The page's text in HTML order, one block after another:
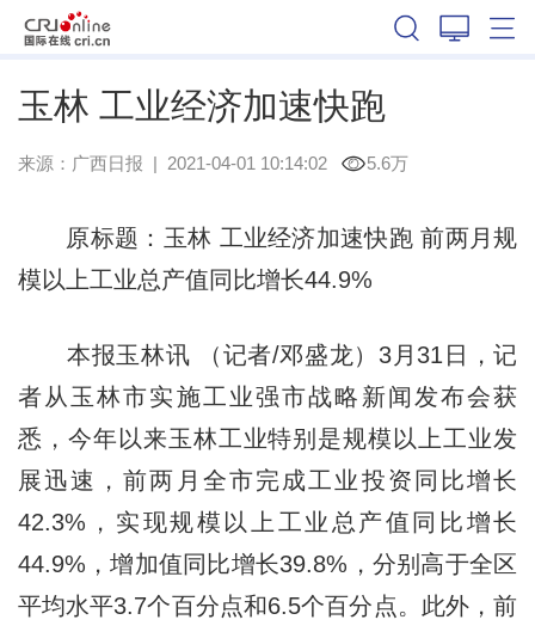
玉林 工业经济加速快跑
来源： 广西日报 | 2021-04-01 10:14:02 5.6万
原标题：玉林 工业经济加速快跑 前两月规
模以上工业总产值同比增长44.9%
本报玉林讯 （记者/邓盛龙）3月31日，记
者从玉林市实施工业强市战略新闻发布会获
悉，今年以来玉林工业特别是规模以上工业发
展迅速，前两月全市完成工业投资同比增长
42.3%，实现规模以上工业总产值同比增长
44.9%，增加值同比增长39.8%，分别高于全区
平均水平3.7个百分点和6.5个百分点。此外，前